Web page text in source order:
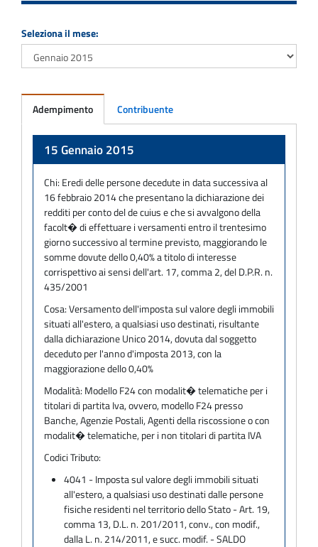
Seleziona il mese:
Adempimento Contribuente
15 Gennaio 2015
Chi: Eredi delle persone decedute in data successiva al
16 febbraio 2014 che presentano la dichiarazione dei
redditi per conto del de cuius e che si avvalgono della
facolt� di effettuare i versamenti entro il trentesimo
giorno successivo al termine previsto, maggiorando le
somme dovute dello 0,40% a titolo di interesse
corrispettivo ai sensi dell'art. 17, comma 2, del D.P.R. n.
435/2001
Cosa:Versamento dell'imposta sul valore degli immobili
situati all'estero, a qualsiasi uso destinati, risultante
dalla dichiarazione Unico 2014, dovuta dal soggetto
deceduto per l'anno d'imposta 2013, con la
maggiorazione dello 0,40%
Modalità: Modello F24 con modalit� telematiche per i
titolari di partita Iva, ovvero, modello F24 presso
Banche, Agenzie Postali, Agenti della riscossione o con
modalit� telematiche, per i non titolari di partita IVA
Codici Tributo:
4041 - Imposta sul valore degli immobili situati
all'estero, a qualsiasi uso destinati dalle persone
fisiche residenti nel territorio dello Stato - Art. 19,
comma 13, D.L. n. 201/2011, conv., con modif.,
dalla L. n. 214/2011, e succ. modif. - SALDO